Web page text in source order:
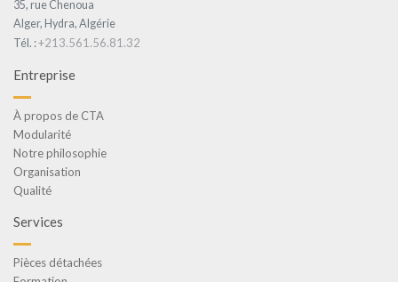
35, rue Chenoua
Alger, Hydra, Algérie
Tél. :+213.561.56.81.32
Entreprise
À propos de CTA
Modularité
Notre philosophie
Organisation
Qualité
Services
Pièces détachées